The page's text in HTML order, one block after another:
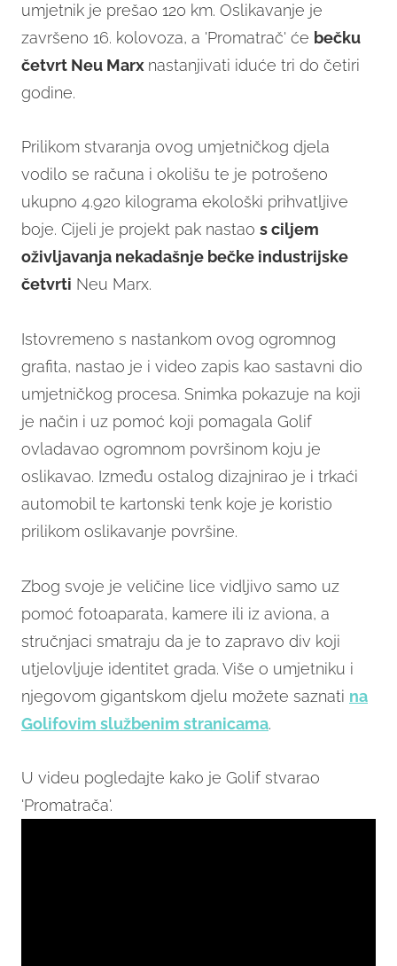
umjetnik je prešao 120 km. Oslikavanje je
završeno 16. kolovoza, a 'Promatrač' će bečku
četvrt Neu Marx nastanjivati iduće tri do četiri
godine.
Prilikom stvaranja ovog umjetničkog djela
vodilo se računa i okolišu te je potrošeno
ukupno 4.920 kilograma ekološki prihvatljive
boje. Cijeli je projekt pak nastao s ciljem
oživljavanja nekadašnje bečke industrijske
četvrti Neu Marx.
Istovremeno s nastankom ovog ogromnog
grafita, nastao je i video zapis kao sastavni dio
umjetničkog procesa. Snimka pokazuje na koji
je način i uz pomoć koji pomagala Golif
ovladavao ogromnom površinom koju je
oslikavao. Između ostalog dizajnirao je i trkaći
automobil te kartonski tenk koje je koristio
prilikom oslikavanje površine.
Zbog svoje je veličine lice vidljivo samo uz
pomoć fotoaparata, kamere ili iz aviona, a
stručnjaci smatraju da je to zapravo div koji
utjelovljuje identitet grada. Više o umjetniku i
njegovom gigantskom djelu možete saznati na
Golifovim službenim stranicama.
U videu pogledajte kako je Golif stvarao
'Promatrača'.